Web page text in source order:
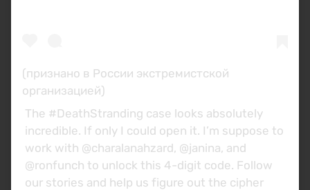
(признано в России экстремистской
организацией)
The #DeathStranding case looks absolutely
incredible. If only I could open it. I’m suppose to
work with @charalanahzard, @janina, and
@ronfunch to unlock this 4-digit code. Follow
our stories and help us figure out the cipher